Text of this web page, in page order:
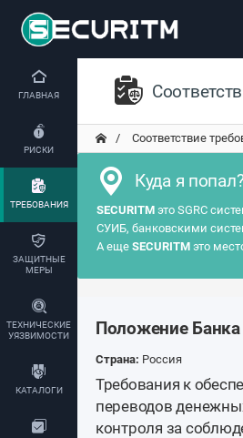
ГЛАВНАЯ
РИСКИ
ТРЕБОВАНИЯ
ЗАЩИТНЫЕ
МЕРЫ
ТЕХНИЧЕСКИЕ
УЯЗВИМОСТИ
КАТАЛОГИ
Соответствие
Куда я
SECURITM это SGRC
СУИБ, банковскими
А еще SECURITM это
Положение
Страна: Россия
Требования к
переводов
контроля за